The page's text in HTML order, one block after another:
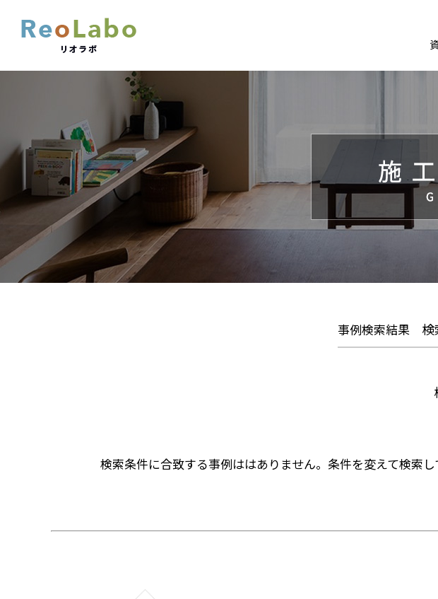
事例検索結果 検
検索条件に合致する事例ははありません。条件を変えて検索し